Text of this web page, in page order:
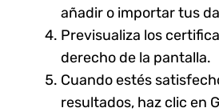
añadir o importar tus
Previsualiza los
derecho de la pantalla.
Cuando estés
resultados, haz clic en